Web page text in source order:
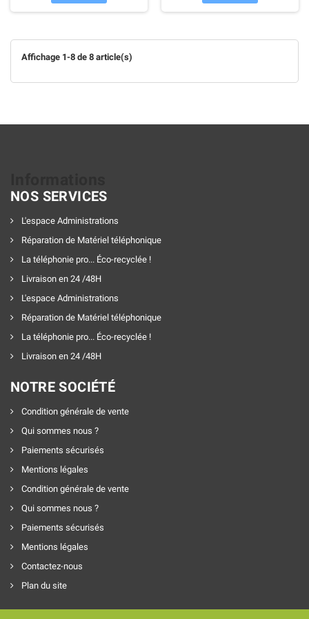
Affichage 1-8 de 8 article(s)
NOS SERVICES
L'espace Administrations
Réparation de Matériel téléphonique
La téléphonie pro... Éco-recyclée !
Livraison en 24 /48H
L'espace Administrations
Réparation de Matériel téléphonique
La téléphonie pro... Éco-recyclée !
Livraison en 24 /48H
NOTRE SOCIÉTÉ
Condition générale de vente
Qui sommes nous ?
Paiements sécurisés
Mentions légales
Condition générale de vente
Qui sommes nous ?
Paiements sécurisés
Mentions légales
Contactez-nous
Plan du site